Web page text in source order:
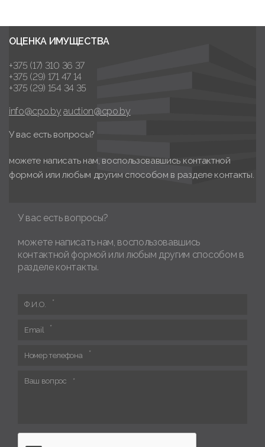
ОЦЕНКА ИМУЩЕСТВА
+375 (17) 310 36 37
+375 (29) 171 47 14
+375 (29) 154 34 35
info@cpo.by auction@cpo.by
У вас есть вопросы?
можете написать нам, воспользовавшись контактной
формой или любым другим способом в разделе контакты.
У вас есть вопросы?
можете написать нам, воспользовавшись
контактной формой или любым другим способом в
разделе контакты.
Ф.И.О.
Email
Номер телефона
Ваш вопрос